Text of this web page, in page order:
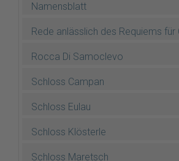
Namensblatt
Rede anlässlich des Requiems
Rocca Di Samoclevo
Schloss Campan
Schloss Eulau
Schloss Klösterle
Schloss Maretsch